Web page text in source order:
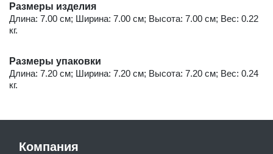
Размеры изделия
Длина: 7.00 см; Ширина: 7.00 см; Высота: 7.00 см; Вес: 0.22
кг.
Размеры упаковки
Длина: 7.20 см; Ширина: 7.20 см; Высота: 7.20 см; Вес: 0.24
кг.
Компания